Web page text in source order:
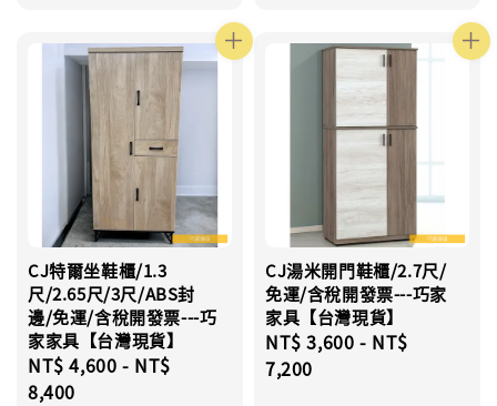
CJ特爾坐鞋櫃/1.3
尺/2.65尺/3尺/ABS封
邊/免運/含稅開發票---巧
家家具【台灣現貨】
Regular
price
NT$ 4,600 - NT$
8,400
CJ湯米開門鞋櫃/2.7尺/
免運/含稅開發票---巧家
家具【台灣現貨】
Regular
price
NT$ 3,600 - NT$
7,200